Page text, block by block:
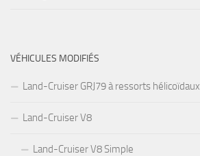
VÉHICULES MODIFIÉS
Land-Cruiser GRJ79 à ressorts hélicoïdaux
Land-Cruiser V8
Land-Cruiser V8 Simple